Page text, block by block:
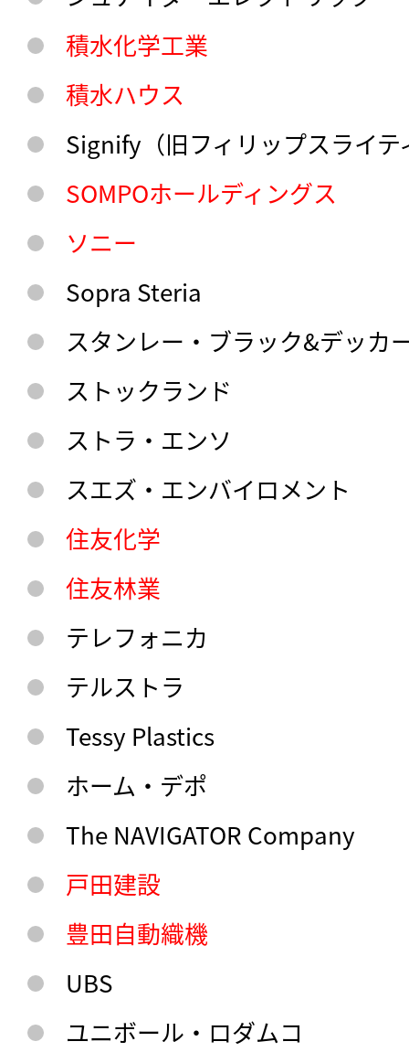
積水化学工業
積水ハウス
Signify（旧フィリップスライテ
SOMPOホールディングス
ソニー
Sopra Steria
スタンレー・ブラック&デッカ
ストックランド
ストラ・エンソ
スエズ・エンバイロメント
住友化学
住友林業
テレフォニカ
テルストラ
Tessy Plastics
ホーム・デポ
The NAVIGATOR Company
戸田建設
豊田自動織機
UBS
ユニボール・ロダムコ